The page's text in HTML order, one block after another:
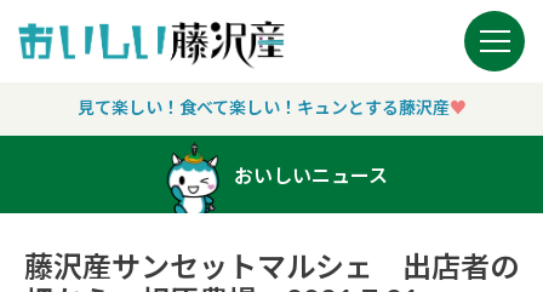
Main Navigation
見て楽しい！食べて楽しい！キュンとする藤沢産♥︎
おいしいニュース
藤沢産サンセットマルシェ 出店者の